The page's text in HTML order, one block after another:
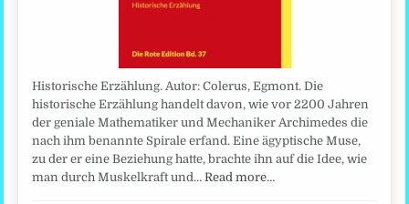
Historische Erzählung. Autor: Colerus, Egmont. Die
historische Erzählung handelt davon, wie vor 2200 Jahren
der geniale Mathematiker und Mechaniker Archimedes die
nach ihm benannte Spirale erfand. Eine ägyptische Muse,
zu der er eine Beziehung hatte, brachte ihn auf die Idee, wie
man durch Muskelkraft und…Read more…